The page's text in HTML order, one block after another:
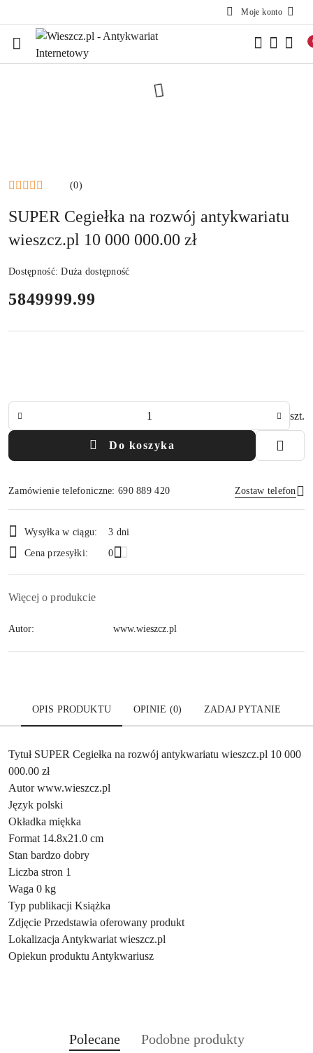
Moje konto
(0)
SUPER Cegiełka na rozwój antykwariatu
wieszcz.pl 10 000 000.00 zł
Dostępność:Duża dostępność
cena:
5849999.99
szt.
Do koszyka
Zamówienie telefoniczne: 690 889 420 Zostaw telefon
i
dostawa
Wysyłka w ciągu:
3 dni
Cena przesyłki:
0
Więcej o produkcie
Autor: www.wieszcz.pl
OPIS PRODUKTU OPINIE (0) ZADAJ PYTANIE
Tytuł SUPER Cegiełka na rozwój antykwariatu wieszcz.pl 10 000
000.00 zł
Autor www.wieszcz.pl
Język polski
Okładka miękka
Format 14.8x21.0 cm
Stan bardzo dobry
Liczba stron 1
Waga 0 kg
Typ publikacji Książka
Zdjęcie Przedstawia oferowany produkt
Lokalizacja Antykwariat wieszcz.pl
Opiekun produktu Antykwariusz
Pomiń karuzelę produktów
Produkty
Polecane
Produkty
Podobne produkty